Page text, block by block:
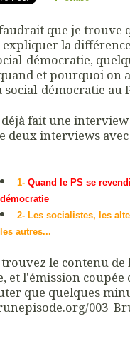
que je trouve
la
démocratie,
et pourquoi on
démocratie au
fait une
deux interviews
1-Quand le PS se
démocratie
2- Les socialistes, les
les autres...
le contenu de
et l'émission coupée
que quelques